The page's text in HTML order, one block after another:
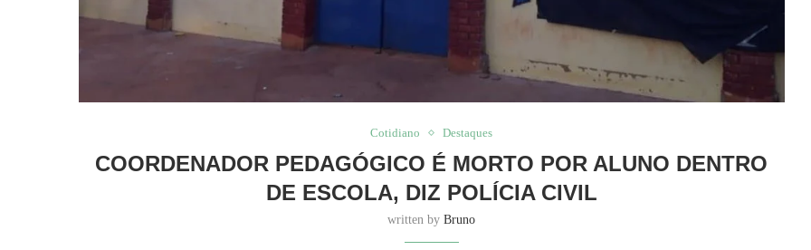
Cotidiano Destaques
COORDENADOR PEDAGÓGICO É MORTO POR ALUNO DENTRO
DE ESCOLA, DIZ POLÍCIA CIVIL
written byBruno